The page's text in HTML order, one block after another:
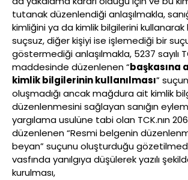
tutanak düzenlendiği anlaşılmakla,
kimliğini ya da kimlik bilgilerini kullanarak
suçsuz, diğer kişiyi ise işlemediği bir
göstermediği anlaşılmakla, 5237 sayılı
maddesinde düzenlenen “başkasına
kimlik bilgilerinin kullanılması”
oluşmadığı ancak mağdura ait kimlik
düzenlenmesini sağlayan sanığın
yargılama usulüne tabi olan TCK.nın
düzenlenen “Resmi belgenin
beyan” suçunu oluşturduğu
vasfında yanılgıya düşülerek yazılı
kurulması,